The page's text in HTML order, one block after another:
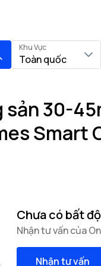
Khu Vực
Toàn quốc
30-
Smart
Chưa có bất
Nhận tư vấn của
Nhận tư vấn